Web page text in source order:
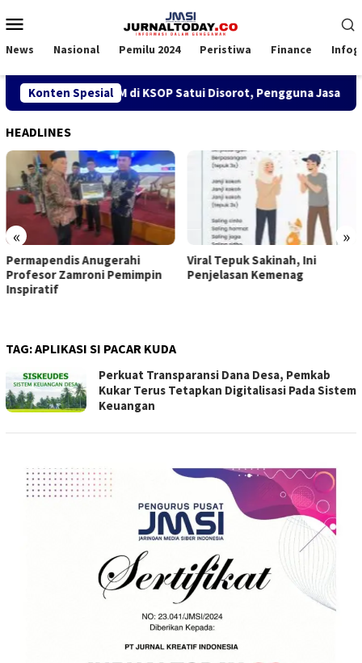
ke
Mobile
News Nasional Pemilu 2024 Peristiwa Finance
Konten Spesial
SPK TKBM di KSOP Satui Disorot, Pengguna Jasa Nilai
HEADLINES
« »
Anugerahi
Zamroni Pemimpin
Viral Tepuk Sakinah, Ini
Penjelasan Kemenag
TAG:APLIKASI SI PACAR KUDA
Perkuat Transparansi Dana Desa, Pemkab
Kukar Terus Tetapkan Digitalisasi Pada Sistem
Keuangan